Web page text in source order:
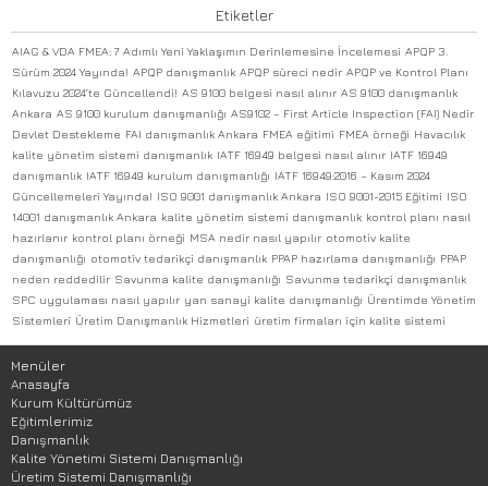
Etiketler
AIAG & VDA FMEA: 7 Adımlı Yeni Yaklaşımın Derinlemesine İncelemesi APQP 3.
Sürüm 2024 Yayında! APQP danışmanlık APQP süreci nedir APQP ve Kontrol Planı
Kılavuzu 2024’te Güncellendi! AS 9100 belgesi nasıl alınır AS 9100 danışmanlık
Ankara AS 9100 kurulum danışmanlığı AS9102 – First Article Inspection (FAI) Nedir
Devlet Destekleme FAI danışmanlık Ankara FMEA eğitimi FMEA örneği Havacılık
kalite yönetim sistemi danışmanlık IATF 16949 belgesi nasıl alınır IATF 16949
danışmanlık IATF 16949 kurulum danışmanlığı IATF 16949:2016 – Kasım 2024
Güncellemeleri Yayında! ISO 9001 danışmanlık Ankara ISO 9001-2015 Eğitimi ISO
14001 danışmanlık Ankara kalite yönetim sistemi danışmanlık kontrol planı nasıl
hazırlanır kontrol planı örneği MSA nedir nasıl yapılır otomotiv kalite
danışmanlığı otomotiv tedarikçi danışmanlık PPAP hazırlama danışmanlığı PPAP
neden reddedilir Savunma kalite danışmanlığı Savunma tedarikçi danışmanlık
SPC uygulaması nasıl yapılır yan sanayi kalite danışmanlığı Ürentimde Yönetim
Sistemleri Üretim Danışmanlık Hizmetleri üretim firmaları için kalite sistemi
Menüler
Anasayfa
Kurum Kültürümüz
Eğitimlerimiz
Danışmanlık
Kalite Yönetimi Sistemi Danışmanlığı
Üretim Sistemi Danışmanlığı